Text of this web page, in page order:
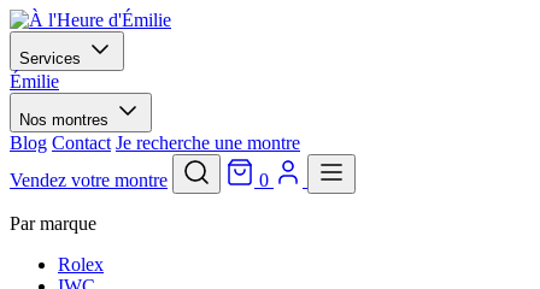
Services
Émilie
Nos montres
Blog Contact Je recherche une montre
Vendez votre montre
0
Par marque
Rolex